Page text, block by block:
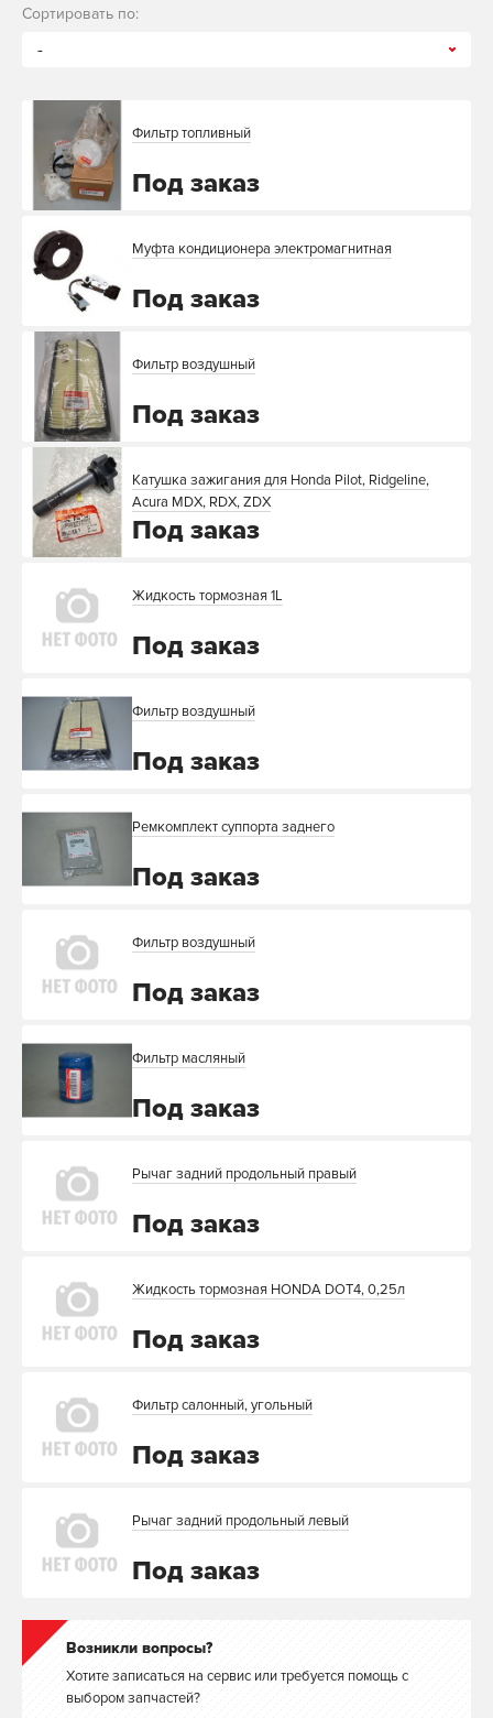
Сортировать по:
-
Фильтр топливный
Под заказ
Муфта кондиционера электромагнитная
Под заказ
Фильтр воздушный
Под заказ
Катушка зажигания для Honda Pilot, Ridgeline,
Acura MDX, RDX, ZDX
Под заказ
Жидкость тормозная 1L
Под заказ
Фильтр воздушный
Под заказ
Ремкомплект суппорта заднего
Под заказ
Фильтр воздушный
Под заказ
Фильтр масляный
Под заказ
Рычаг задний продольный правый
Под заказ
Жидкость тормозная HONDA DOT4, 0,25л
Под заказ
Фильтр салонный, угольный
Под заказ
Рычаг задний продольный левый
Под заказ
Возникли вопросы?
Хотите записаться на сервис или требуется помощь с
выбором запчастей?